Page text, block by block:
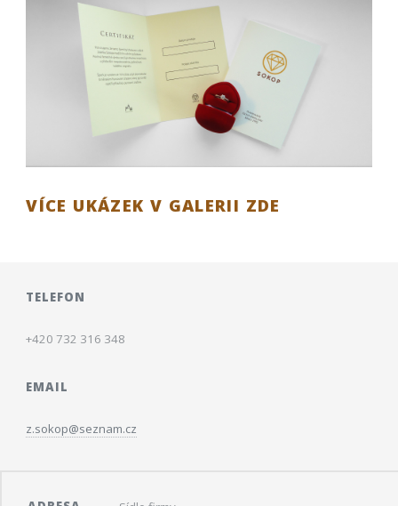
VÍCE UKÁZEK V GALERII ZDE
TELEFON
+420 732 316 348
EMAIL
z.sokop@seznam.cz